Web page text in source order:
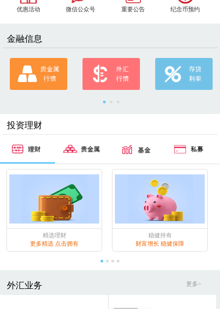
优惠活动 微信公众号 重要公告 纪念币预约
金融信息
投资理财
精选理财
更多精选 点击拥有
稳健持有
财富增长 稳健保障
更多>
外汇业务